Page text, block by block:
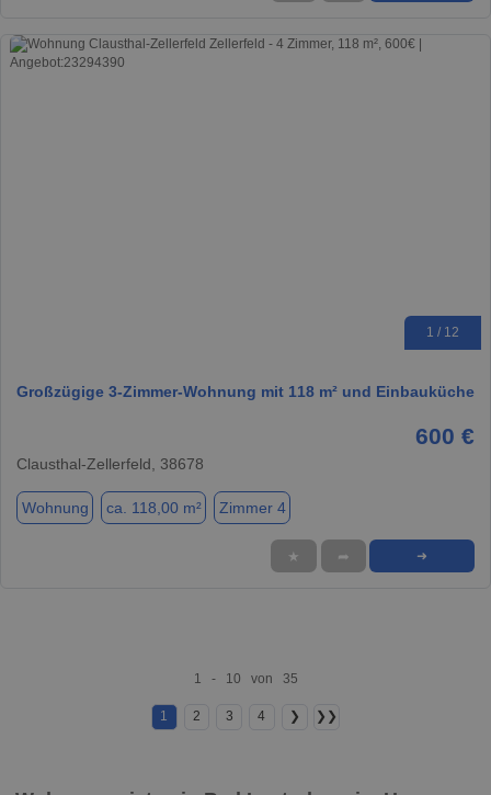
1 / 12
Großzügige 3-Zimmer-Wohnung mit 118 m² und Einbauküche
600 €
Clausthal-Zellerfeld, 38678
Wohnung ca. 118,00 m² Zimmer 4
★ ➦ ➜
1 - 10 von 35
1 2 3 4 ❯ ❯❯